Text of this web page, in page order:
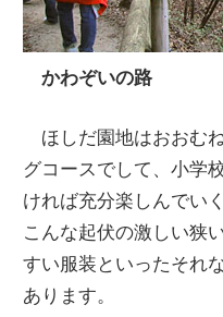
かわぞいの路
ほしだ園地はおおむ
グコースでして、小学
ければ充分楽しんでい
こんな起伏の激しい狭
すい服装といったそれ
あります。